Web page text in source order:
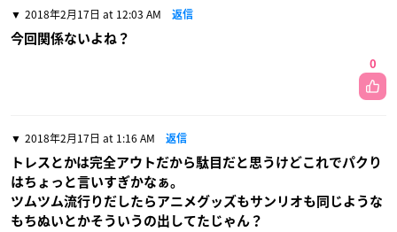
2018年2月17日 at 12:03 AM 返信
今回関係ないよね？
0
2018年2月17日 at 1:16 AM 返信
トレスとかは完全アウトだから駄目だと思うけどこれでパクり
はちょっと言いすぎかなぁ。
ツムツム流行りだしたらアニメグッズもサンリオも同じような
もちぬいとかそういうの出してたじゃん？